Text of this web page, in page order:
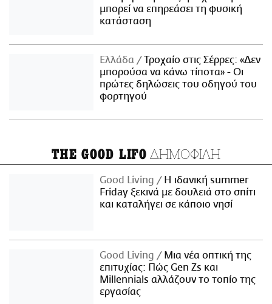
μπορεί να επηρεάσει τη φυσική
κατάσταση
Ελλάδα
Τροχαίο στις Σέρρες: «Δεν
μπορούσα να κάνω τίποτα» - Οι
πρώτες δηλώσεις του οδηγού του
φορτηγού
THE GOOD LIFO ΔΗΜΟΦΙΛΗ
Good Living
Η ιδανική summer
Friday ξεκινά με δουλειά στο σπίτι
και καταλήγει σε κάποιο νησί
Good Living
Μια νέα οπτική της
επιτυχίας: Πώς Gen Zs και
Millennials αλλάζουν το τοπίο της
εργασίας